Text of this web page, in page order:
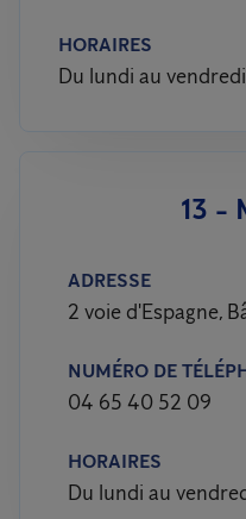
HORAIRES
Du lundi au vendredi
13 -
ADRESSE
2 voie d'Espagne,
NUMÉRO DE
04 65 40 52 09
HORAIRES
Du lundi au